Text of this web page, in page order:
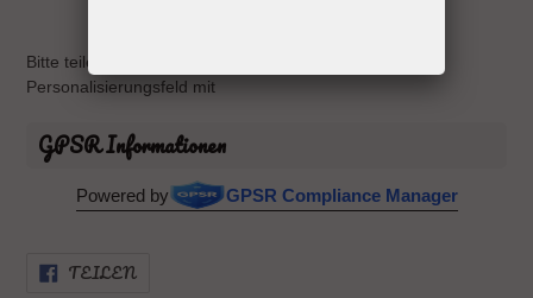
Bitte teilen Sie mir den Namen des Kindes im
Personalisierungsfeld mit
GPSR Informationen
Powered by GPSR Compliance Manager
TEILENFACEBOOK